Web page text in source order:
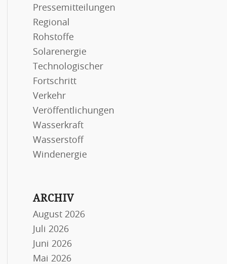
Pressemitteilungen
Regional
Rohstoffe
Solarenergie
Technologischer
Fortschritt
Verkehr
Veröffentlichungen
Wasserkraft
Wasserstoff
Windenergie
ARCHIV
August 2026
Juli 2026
Juni 2026
Mai 2026